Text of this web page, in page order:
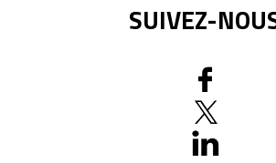
SUIVEZ-